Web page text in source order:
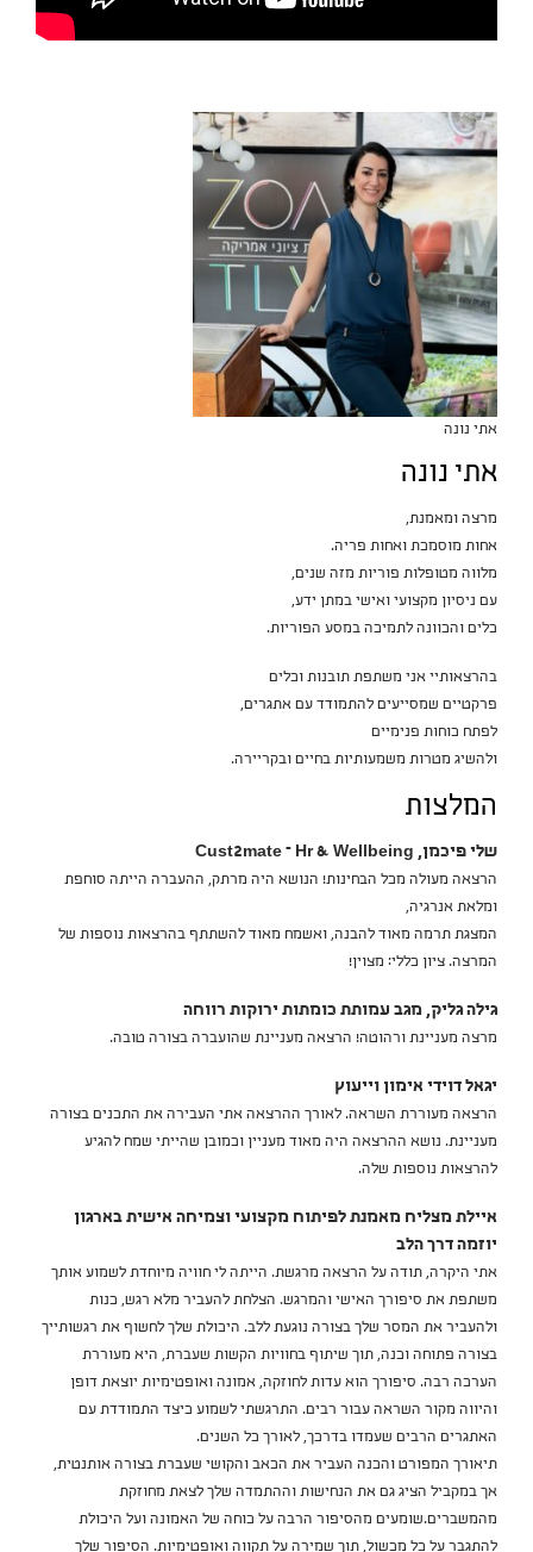
אתי נונה
אתי נונה
מרצה ומאמנת,
אחות מוסמכת ואחות פריה.
מלווה מטופלות פוריות מזה שנים,
עם ניסיון מקצועי ואישי במתן ידע,
כלים והכוונה לתמיכה במסע הפוריות.
בהרצאותיי אני משתפת תובנות וכלים
פרקטיים שמסייעים להתמודד עם אתגרים,
לפתח כוחות פנימיים
ולהשיג מטרות משמעותיות בחיים ובקריירה.
המלצות
שלי פיכמן, Cust2mate – Hr & Wellbeing
הרצאה מעולה מכל הבחינות! הנושא היה מרתק, ההעברה הייתה סוחפת
ומלאת אנרגיה,
המצגת תרמה מאוד להבנה, ואשמח מאוד להשתתף בהרצאות נוספות של
המרצה. ציון כללי: מצוין!
גילה גליק, מגב עמותת כומתות ירוקות רווחה
מרצה מעניינת ורהוטה! הרצאה מעניינת שהועברה בצורה טובה.
יגאל דוידי אימון וייעוץ
הרצאה מעוררת השראה. לאורך ההרצאה אתי העבירה את התכנים בצורה
מעניינת. נושא ההרצאה היה מאוד מעניין וכמובן שהייתי שמח להגיע
להרצאות נוספות שלה.
איילת מצליח מאמנת לפיתוח מקצועי וצמיחה אישית בארגון
יוזמה דרך הלב
אתי היקרה, תודה על הרצאה מרגשת. הייתה לי חוויה מיוחדת לשמוע אותך
משתפת את סיפורך האישי והמרגש. הצלחת להעביר מלא רגש, כנות
ולהעביר את המסר שלך בצורה נוגעת ללב. היכולת שלך לחשוף את רגשותייך
בצורה פתוחה וכנה, תוך שיתוף בחוויות הקשות שעברת, היא מעוררת
הערכה רבה. סיפורך הוא עדות לחוזקה, אמונה ואופטימיות יוצאת דופן
והיווה מקור השראה עבור רבים. התרגשתי לשמוע כיצד התמודדת עם
האתגרים הרבים שעמדו בדרכך, לאורך כל השנים.
תיאורך המפורט והכנה העביר את הכאב והקושי שעברת בצורה אותנטית,
אך במקביל הציג גם את הנחישות וההתמדה שלך לצאת מחוזקת
מהמשברים.שומעים מהסיפור הרבה על כוחה של האמונה ועל היכולת
להתגבר על כל מכשול, תוך שמירה על תקווה ואופטימיות. הסיפור שלך